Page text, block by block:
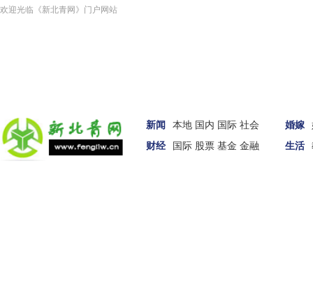
欢迎光临《新北青网》门户网站
新闻 本地 国内 国际 社会
财经
国际 股票 基金 金融
婚嫁
生活